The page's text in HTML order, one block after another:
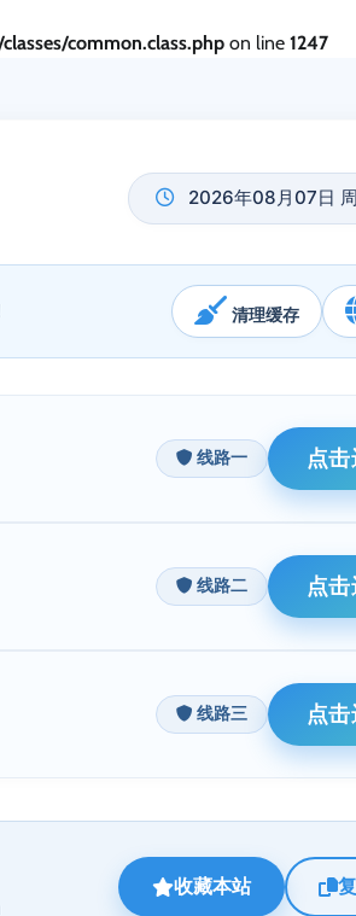
common.class.php on line 1247